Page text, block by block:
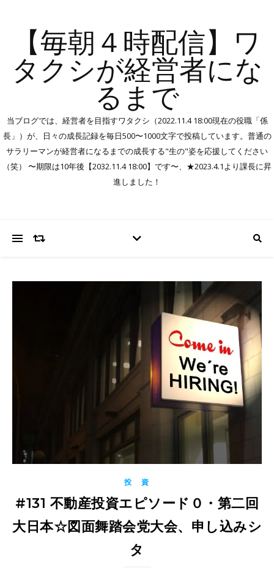
【毎朝４時配信】ワ
タクシが経営者にな
るまで
当ブログでは、経営者を目指すワタクシ（2022.11.4 18:00現在の役職「係
長」）が、日々の成長記録を毎日500〜1000文字で投稿しています。普通の
サラリーマンが経営者になるまでの成長する"生の"姿を応援してください
（笑） 〜期限は10年後【2032.11.4 18:00】です〜、★2023.4.1より課長に昇
進しました！
投 資
#131 不動産投資エピソード０・第二回
大日本☆図面舞踏会党大会、申し込みシ
タ